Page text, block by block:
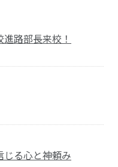
路部長来校！
じる心と神頼み